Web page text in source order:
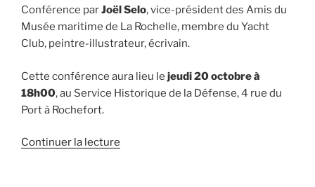
Conférence parJoël Selo, vice-président des Amis du
Musée maritime de La Rochelle, membre du Yacht
Club, peintre-illustrateur, écrivain.
Cette conférence aura lieu le jeudi 20 octobre à
18h00, au Service Historique de la Défense, 4 rue du
Port à Rochefort.
Continuer la lecture